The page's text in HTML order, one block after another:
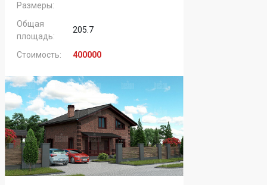
Размеры:
Общая
площадь:
205.7
Стоимость: 400000